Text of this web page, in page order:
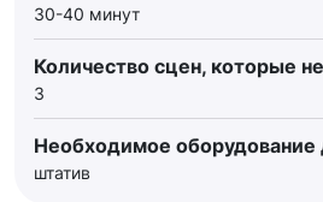
30-40 минут
Количество сцен, которые
3
Необходимое оборудование
штатив